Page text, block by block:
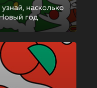
насколько
год